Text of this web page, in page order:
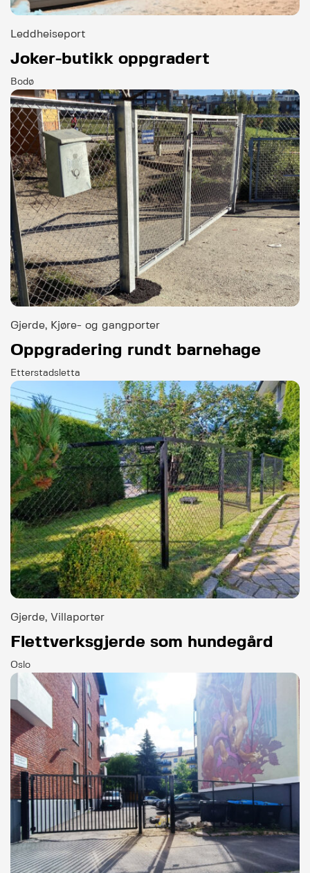
Leddheiseport
Joker-butikk oppgradert
Bodø
Gjerde, Kjøre- og gangporter
Oppgradering rundt barnehage
Etterstadsletta
Gjerde, Villaporter
Flettverksgjerde som hundegård
Oslo